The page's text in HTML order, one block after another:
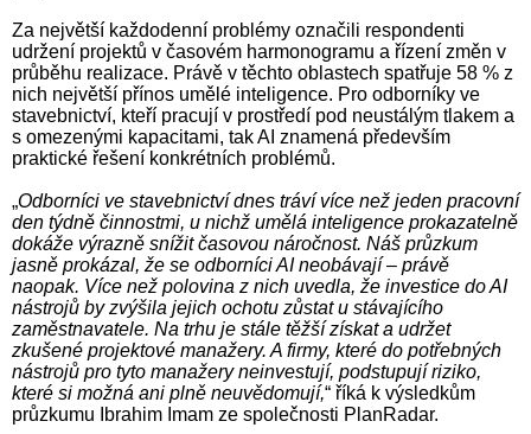
Za největší každodenní problémy označili respondenti
udržení projektů v časovém harmonogramu a řízení změn v
průběhu realizace. Právě v těchto oblastech spatřuje 58 % z
nich největší přínos umělé inteligence. Pro odborníky ve
stavebnictví, kteří pracují v prostředí pod neustálým tlakem a
s omezenými kapacitami, tak AI znamená především
praktické řešení konkrétních problémů.
„Odborníci ve stavebnictví dnes tráví více než jeden pracovní
den týdně činnostmi, u nichž umělá inteligence prokazatelně
dokáže výrazně snížit časovou náročnost. Náš průzkum
jasně prokázal, že se odborníci AI neobávají – právě
naopak. Více než polovina z nich uvedla, že investice do AI
nástrojů by zvýšila jejich ochotu zůstat u stávajícího
zaměstnavatele. Na trhu je stále těžší získat a udržet
zkušené projektové manažery. A firmy, které do potřebných
nástrojů pro tyto manažery neinvestují, podstupují riziko,
které si možná ani plně neuvědomují,“ říká k výsledkům
průzkumu Ibrahim Imam ze společnosti PlanRadar.